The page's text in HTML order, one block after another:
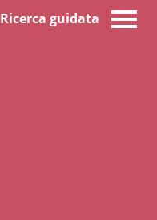
Ricerca guidata